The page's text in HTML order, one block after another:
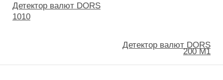
Детектор валют DORS
1010
Детектор валют DORS
200 M1